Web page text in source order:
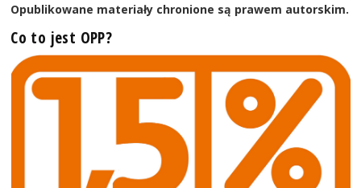
Opublikowane materiały chronione są prawem autorskim.
Co to jest OPP?